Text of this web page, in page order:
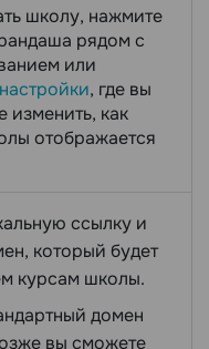
школу, нажмите
рядом с
или
настройки, где вы
изменить, как
отображается
ссылку и
который будет
курсам школы.
домен
вы сможете